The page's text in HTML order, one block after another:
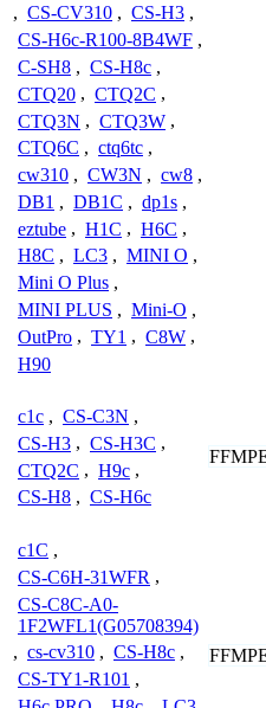
, CS-CV310 , CS-H3 ,
CS-H6c-R100-8B4WF ,
C-SH8 , CS-H8c ,
CTQ20 , CTQ2C ,
CTQ3N , CTQ3W ,
CTQ6C , ctq6tc ,
cw310 , CW3N , cw8 ,
DB1 , DB1C , dp1s ,
eztube , H1C , H6C ,
H8C , LC3 , MINI O ,
Mini O Plus ,
MINI PLUS , Mini-O ,
OutPro , TY1 , C8W ,
H90
c1c , CS-C3N ,
CS-H3 , CS-H3C ,
CTQ2C , H9c ,
CS-H8 , CS-H6c
c1C ,
CS-C6H-31WFR ,
CS-C8C-A0-
1F2WFL1(G05708394)
, cs-cv310 , CS-H8c ,
CS-TY1-R101 ,